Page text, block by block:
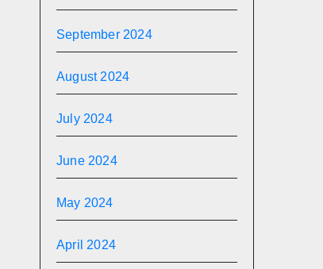
September 2024
August 2024
July 2024
June 2024
May 2024
April 2024